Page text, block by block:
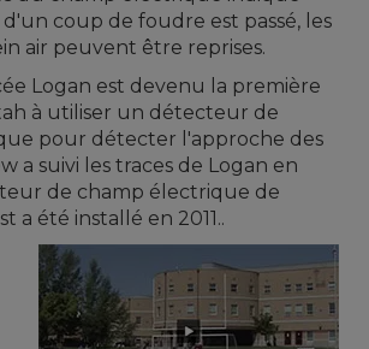
coup de foudre est passé, les
air peuvent être reprises.
Logan est devenu la première
à utiliser un détecteur de
pour détecter l'approche des
a suivi les traces de Logan en
de champ électrique de
a été installé en 2011..